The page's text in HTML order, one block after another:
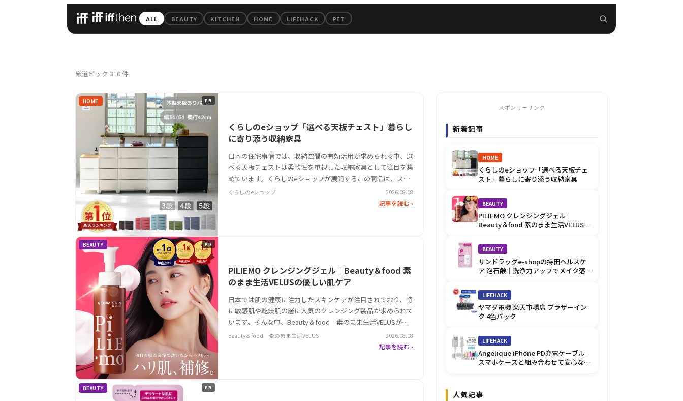
iffthen — 毎日のちょっといいもの厳選ピック
ALL BEAUTY KITCHEN HOME LIFEHACK PET
厳選ピック 310件
HOME PR
くらしのeショップ「選べる天板チェスト」暮らし
に寄り添う収納家具
日本の住宅事情では、収納空間の有効活用が求められる中、選
べる天板チェストは柔軟性を重視した収納家具として注目を集
めています。くらしのeショップが展開するこの商品は、スリ
ムやワイドのサイズ展開や段数の選択肢を提供し、部屋のレイ
アウトに合わせたカスタマイズを可能に。素材にはポリプロピ
くらしのeショップ 2026.08.08
記事を読む ›
BEAUTY PR
PILIEMO クレンジングジェル｜Beauty＆food 素
のまま生活VELUSの優しい肌ケア
日本では肌の健康に注力したスキンケアが注目されており、特
に敏感肌や乾燥肌の層に人気のクレンジング製品が求められて
います。そんな中、Beauty＆food 素のまま生活VELUSが手
がけるPILIEMOクレンジングジェルは、バブルジェルタイプで
W洗顔不要やダブル洗顔不要を実現。低刺激な仕様が特徴で、
Beauty＆food 素のまま生活VELUS 2026.08.08
記事を読む ›
BEAUTY PR
スポンサーリンク
新着記事
HOME
くらしのeショップ「選べる天板チェ
スト」暮らしに寄り添う収納家具
BEAUTY
PILIEMO クレンジングジェル｜
Beauty＆food 素のまま生活VELUSの
BEAUTY
サンドラッグe-shopの持田ヘルスケ
ア 泡石鹸｜洗浄力アップでメイク落と
LIFEHACK
ヤマダ電機 楽天市場店 ブラザーイン
ク 4色パック
LIFEHACK
Angelique iPhone PD充電ケーブル｜
スマホケースと組み合わせて安心な充
人気記事